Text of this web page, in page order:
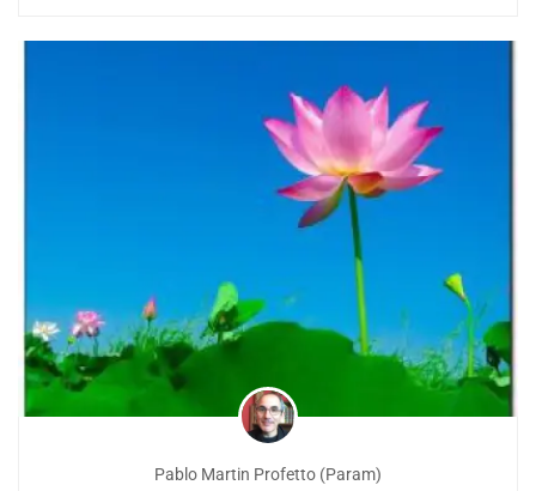
Pablo Martin Profetto (Param)